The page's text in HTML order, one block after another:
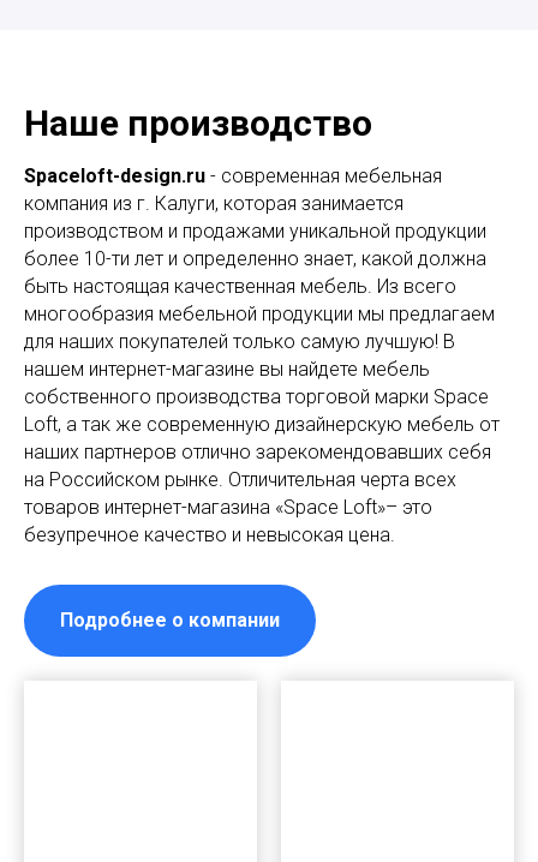
Наше производство
Spaceloft-design.ru - современная мебельная
компания из г. Калуги, которая занимается
производством и продажами уникальной продукции
более 10-ти лет и определенно знает, какой должна
быть настоящая качественная мебель. Из всего
многообразия мебельной продукции мы предлагаем
для наших покупателей только самую лучшую! В
нашем интернет-магазине вы найдете мебель
собственного производства торговой марки Space
Loft, а так же современную дизайнерскую мебель от
наших партнеров отлично зарекомендовавших себя
на Российском рынке. Отличительная черта всех
товаров интернет-магазина «Space Loft»– это
безупречное качество и невысокая цена.
Подробнее о компании